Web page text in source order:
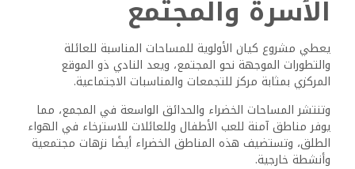
يتمتع مجمع كيان بموقع متميز في مدينة السادس من أكتوبر،
مما يوفر للمقيمين سهولة الوصول إلى المعالم الرئيسية
وشبكات النقل، ويعزز الموقع الاستراتيجي للمشروع جاذبيته لمن
يبحثون عن الراحة والاتصال.
القرب من المعالم
يقع مجمع كيان بالقرب من عدة مواقع بارزة، وخلف مول العرب
الشهير؛ وجهة تسوق رئيسية، كما أن الكمبوند قريب من كمبوند